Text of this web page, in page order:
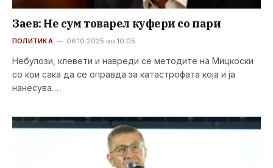
Заев: Не сум товарел куфери со пари
ПОЛИТИКА 06.10.2025 во 10:05
Небулози, клевети и навреди се методите на Мицкоски
со кои сака да се оправда за катастрофата која и ја
нанесува…